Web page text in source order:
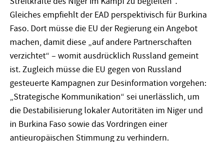
Gleiches empfiehlt der EAD perspektivisch für Burkina
Faso. Dort müsse die EU der Regierung ein Angebot
machen, damit diese „auf andere Partnerschaften
verzichtet“ – womit ausdrücklich Russland gemeint
ist. Zugleich müsse die EU gegen von Russland
gesteuerte Kampagnen zur Desinformation vorgehen:
„Strategische Kommunikation“ sei unerlässlich, um
die Destabilisierung lokaler Autoritäten im Niger und
in Burkina Faso sowie das Vordringen einer
antieuropäischen Stimmung zu verhindern.